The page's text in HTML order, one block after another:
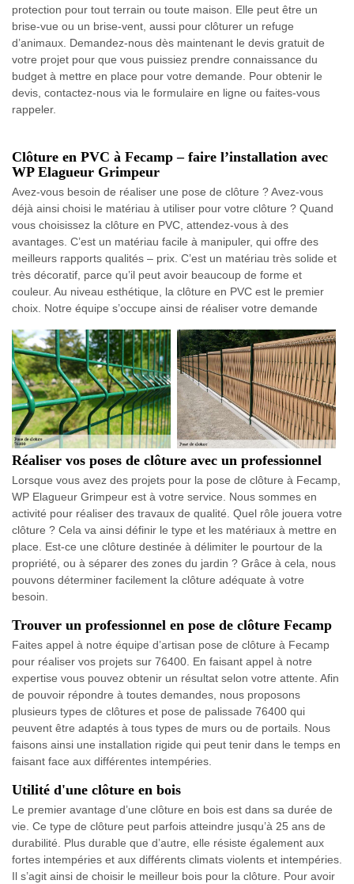
protection pour tout terrain ou toute maison. Elle peut être un
brise-vue ou un brise-vent, aussi pour clôturer un refuge
d’animaux. Demandez-nous dès maintenant le devis gratuit de
votre projet pour que vous puissiez prendre connaissance du
budget à mettre en place pour votre demande. Pour obtenir le
devis, contactez-nous via le formulaire en ligne ou faites-vous
rappeler.
Clôture en PVC à Fecamp – faire l’installation avec
WP Elagueur Grimpeur
Avez-vous besoin de réaliser une pose de clôture ? Avez-vous
déjà ainsi choisi le matériau à utiliser pour votre clôture ? Quand
vous choisissez la clôture en PVC, attendez-vous à des
avantages. C’est un matériau facile à manipuler, qui offre des
meilleurs rapports qualités – prix. C’est un matériau très solide et
très décoratif, parce qu’il peut avoir beaucoup de forme et
couleur. Au niveau esthétique, la clôture en PVC est le premier
choix. Notre équipe s’occupe ainsi de réaliser votre demande
Réaliser vos poses de clôture avec un professionnel
Lorsque vous avez des projets pour la pose de clôture à Fecamp,
WP Elagueur Grimpeur est à votre service. Nous sommes en
activité pour réaliser des travaux de qualité. Quel rôle jouera votre
clôture ? Cela va ainsi définir le type et les matériaux à mettre en
place. Est-ce une clôture destinée à délimiter le pourtour de la
propriété, ou à séparer des zones du jardin ? Grâce à cela, nous
pouvons déterminer facilement la clôture adéquate à votre
besoin.
Trouver un professionnel en pose de clôture Fecamp
Faites appel à notre équipe d’artisan pose de clôture à Fecamp
pour réaliser vos projets sur 76400. En faisant appel à notre
expertise vous pouvez obtenir un résultat selon votre attente. Afin
de pouvoir répondre à toutes demandes, nous proposons
plusieurs types de clôtures et pose de palissade 76400 qui
peuvent être adaptés à tous types de murs ou de portails. Nous
faisons ainsi une installation rigide qui peut tenir dans le temps en
faisant face aux différentes intempéries.
Utilité d'une clôture en bois
Le premier avantage d’une clôture en bois est dans sa durée de
vie. Ce type de clôture peut parfois atteindre jusqu’à 25 ans de
durabilité. Plus durable que d’autre, elle résiste également aux
fortes intempéries et aux différents climats violents et intempéries.
Il s’agit ainsi de choisir le meilleur bois pour la clôture. Pour avoir